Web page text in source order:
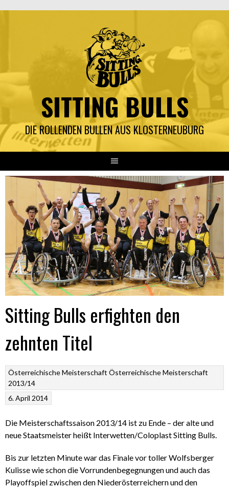
SITTING BULLS
DIE ROLLENDEN BULLEN AUS KLOSTERNEUBURG
Sitting Bulls erfighten den
zehnten Titel
Österreichische Meisterschaft Österreichische Meisterschaft
2013/14
6. April 2014
Die Meisterschaftssaison 2013/14 ist zu Ende – der alte und
neue Staatsmeister heißt Interwetten/Coloplast Sitting Bulls.
Bis zur letzten Minute war das Finale vor toller Wolfsberger
Kulisse wie schon die Vorrundenbegegnungen und auch das
Playoffspiel zwischen den Niederösterreichern und den